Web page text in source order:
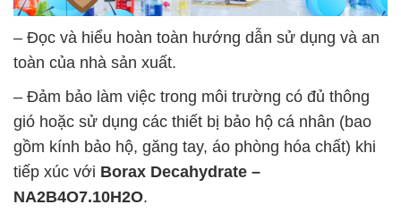
– Đọc và hiểu hoàn toàn hướng dẫn sử dụng và an
toàn của nhà sản xuất.
– Đảm bảo làm việc trong môi trường có đủ thông
gió hoặc sử dụng các thiết bị bảo hộ cá nhân (bao
gồm kính bảo hộ, găng tay, áo phòng hóa chất) khi
tiếp xúc với Borax Decahydrate –
NA2B4O7.10H2O.